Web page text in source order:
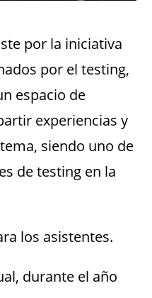
por la iniciativa
por el testing,
espacio de
experiencias y
siendo uno de
de testing en la
los asistentes.
durante el año